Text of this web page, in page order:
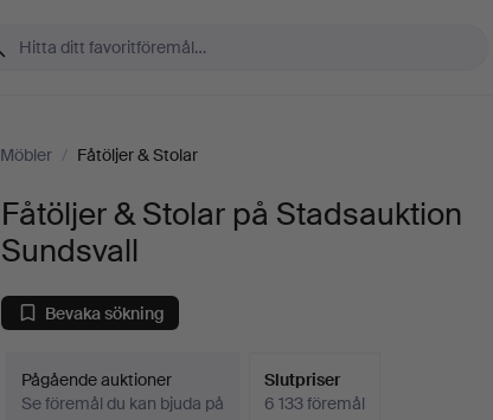
Möbler / Fåtöljer & Stolar
Fåtöljer & Stolar på Stadsauktion
Sundsvall
Bevaka sökning
Pågående auktioner
Se föremål du kan bjuda på
Slutpriser
6 133 föremål